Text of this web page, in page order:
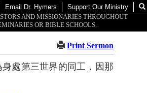
Email Dr. Hymers Support Our Ministry
AND MISSIONARIES THROUGHOUT
OR BIBLE SCHOOLS.
Print Sermon
處第三世界的同工，因那